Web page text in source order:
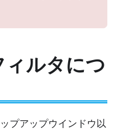
ルタにつ
プアップウインドウ以